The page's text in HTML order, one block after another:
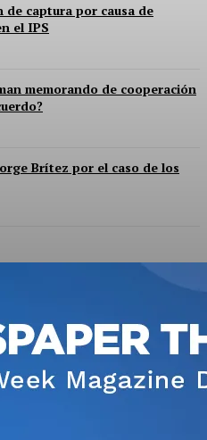
captura por causa de
el IPS
memorando de cooperación
Brítez por el caso de los